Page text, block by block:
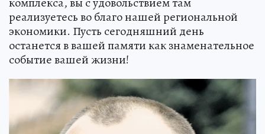
реализуетесь во благо нашей региональной
экономики. Пусть сегодняшний день
останется в вашей памяти как знаменательное
событие вашей жизни!